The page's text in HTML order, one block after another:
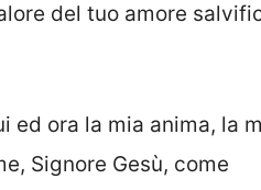
del tuo amore
ed ora la mia anima, la
Signore Gesù, come